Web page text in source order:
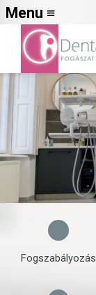
Menu ≡
Fogszabályozás